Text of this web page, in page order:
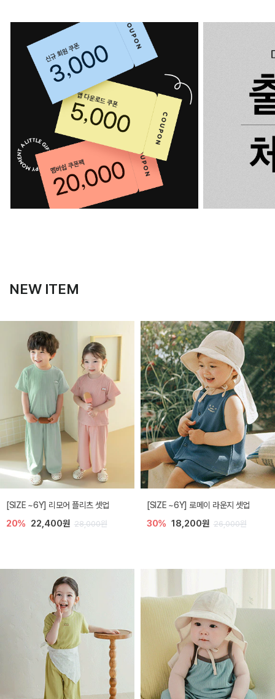
NEW ITEM
[SIZE ~6Y] 리모어 플리츠 셋업
20% 22,400원 28,000원
[SIZE ~6Y] 로메이 라운지 셋업
30% 18,200원 26,000원